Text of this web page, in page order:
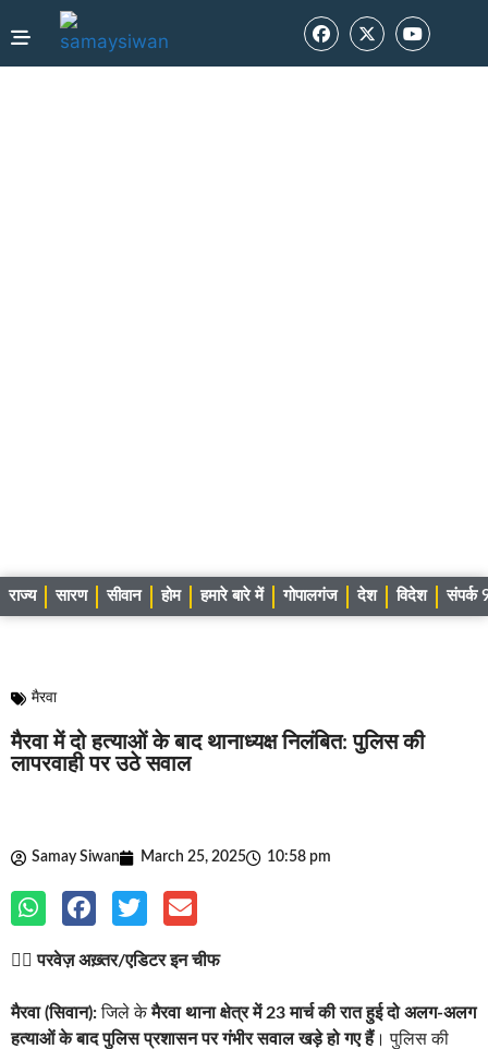
राज्य सारण सीवान होम हमारे बारे में गोपालगंज देश विदेश संपर्क
मैरवा
मैरवा में दो हत्याओं के बाद थानाध्यक्ष निलंबित: पुलिस की
लापरवाही पर उठे सवाल
Samay Siwan March 25, 2025 10:58 pm
✍🏽परवेज़ अख़्तर/एडिटर इन चीफ
मैरवा (सिवान):जिले केमैरवा थाना क्षेत्र में 23 मार्च की रात हुई दो अलग-अलग
हत्याओं के बाद पुलिस प्रशासन पर गंभीर सवाल खड़े हो गए हैं। पुलिस की